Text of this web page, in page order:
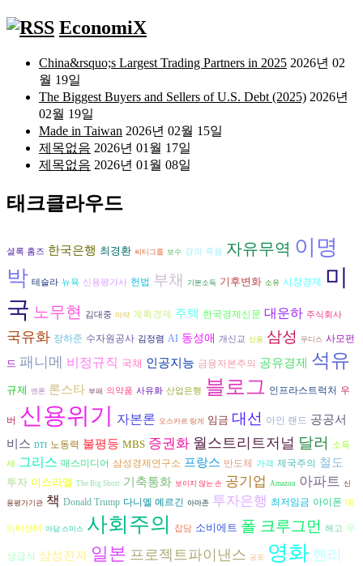
EconomiX
China&rsquo;s Largest Trading Partners in 2025 2026년 02
월 19일
The Biggest Buyers and Sellers of U.S. Debt (2025) 2026년
02월 19일
Made in Taiwan 2026년 02월 15일
제목없음 2026년 01월 17일
제목없음 2026년 01월 08일
태크클라우드
셜록 홈즈 한국은행 최경환 씨티그룹 보수 강의 죽음 자유무역 이명
박 테슬라 뉴욕 신용평가사 헌법 부채 기본소득 기후변화 소유 시장경제
미
국 노무현 김대중 마약 계획경제 주택 한국경제신문 대운하 주식회사
국유화 장하준 수자원공사 김정렴 AI 동성애 개신교 신용 삼성 무디스 사모펀
드 패니메 비정규직 국채 인공지능 금융자본주의 공유경제 석유
규제 엔론 론스타 부패 의약품 사유화 산업은행 블로그 인프라스트럭처 우
버 신용위기 자본론 오스카르 랑게 임금 대선 아인 랜드 공공서
비스 DTI 노동력 불평등 MBS 증권화 월스트리트저널 달러 소득
세 그리스 매스미디어 삼성경제연구소 프랑스 반도체 가격 제국주의 철도
투자 이스라엘 The Big Short 기축통화 보이지 않는 손 공기업 Amazon 아파트 신
용평가기관 책 Donald Trump 다니엘 예르긴 아마존 투자은행 최저임금 아이폰 데
이터센터 아담 스미스 사회주의 잡담 소비에트 폴 크루그먼 해고 무
상급식 삼성전자 일본 프로젝트파이낸스 공포 영화 헨리